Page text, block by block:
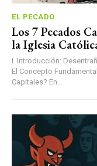
EL PECADO
Los 7 Pecados
la Iglesia
I. Introducción:
El Concepto
Capitales? En...